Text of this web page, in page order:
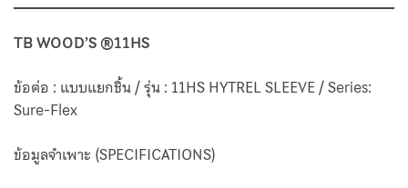
TB WOOD’S ®11HS
ข้อต่อ : แบบแยกชิ้น / รุ่น : 11HS HYTREL SLEEVE / Series:
Sure-Flex
ข้อมูลจำเพาะ (SPECIFICATIONS)